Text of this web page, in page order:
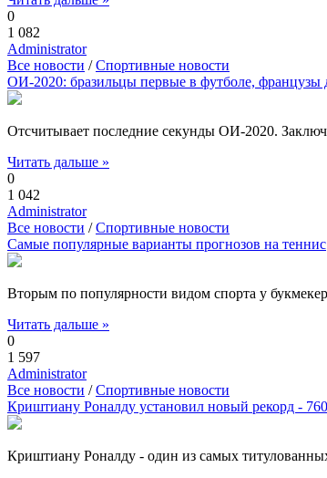
0
1 082
Administrator
Все новости /Спортивные новости
ОИ-2020: бразильцы первые в футболе,
Отсчитывает последние секунды ОИ-2020.
Читать дальше »
0
1 042
Administrator
Все новости /Спортивные новости
Самые популярные варианты прогнозов на теннис
Вторым по популярности видом спорта у
Читать дальше »
0
1 597
Administrator
Все новости /Спортивные новости
Криштиану Роналду установил новый рекорд -
Криштиану Роналду - один из самых